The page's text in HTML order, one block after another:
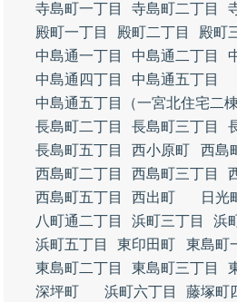
寺島町一丁目
寺島町二丁目
殿町一丁目
殿町二丁目
殿町
中島通一丁目
中島通二丁目
中島通四丁目
中島通五丁目
中島通五丁目（一宮北住宅二棟
長島町二丁目
長島町三丁目
長島町五丁目
西小原町
西島
西島町二丁目
西島町三丁目
西島町五丁目
西出町 日光
八町通二丁目
浜町三丁目
浜
浜町五丁目
東印田町
東島町
東島町二丁目
東島町三丁目
深坪町
浜町六丁目
藤塚町